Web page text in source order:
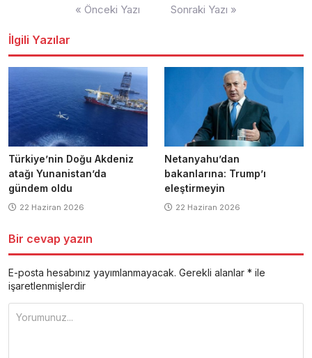
« Önceki Yazı Sonraki Yazı »
İlgili Yazılar
Türkiye’nin Doğu Akdeniz
atağı Yunanistan’da
gündem oldu
22 Haziran 2026
Netanyahu’dan
bakanlarına: Trump’ı
eleştirmeyin
22 Haziran 2026
Bir cevap yazın
E-posta hesabınız yayımlanmayacak. Gerekli alanlar * ile
işaretlenmişlerdir